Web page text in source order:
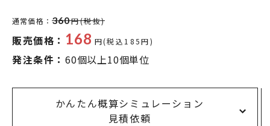
通常価格： 360円(税抜)
販売価格： 168 円(税込185円)
発注条件： 60個以上10個単位
かんたん概算シミュレーション
見積依頼